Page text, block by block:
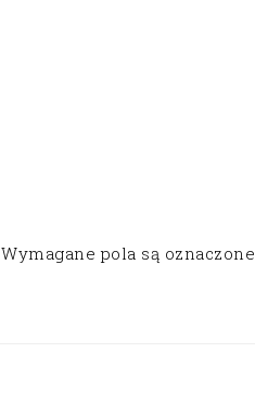
Wymagane pola są oznaczone